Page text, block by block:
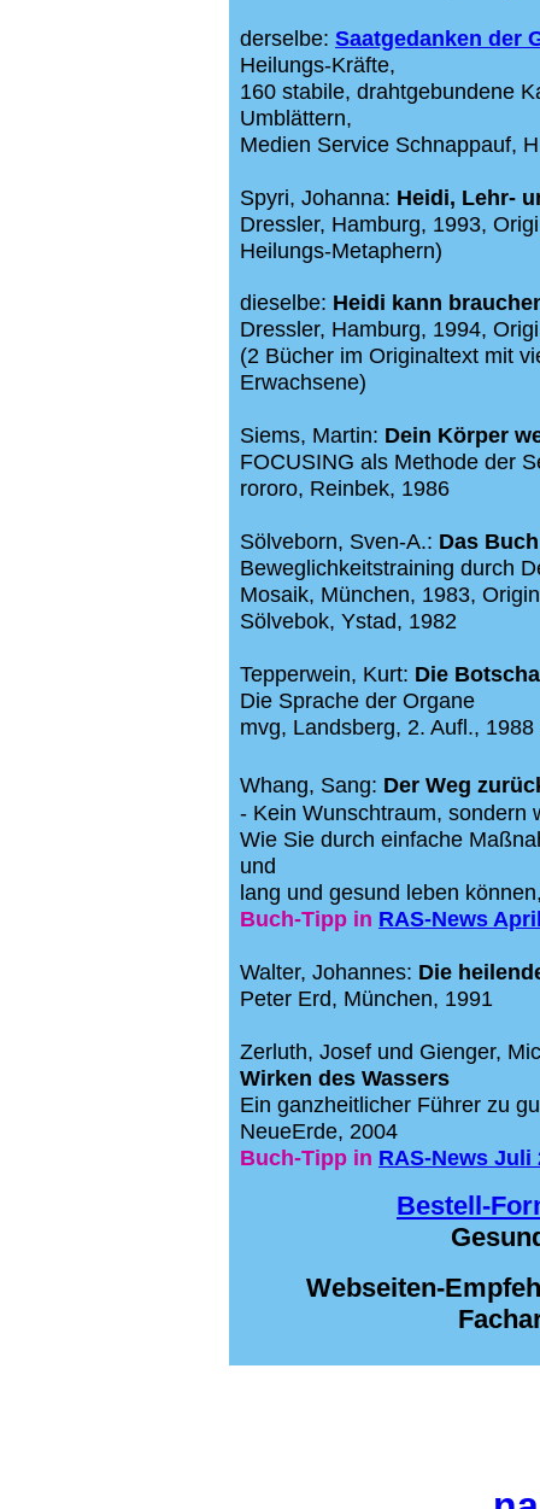
derselbe: Saatgedanken der
Heilungs-Kräfte,
160 stabile, drahtgebundene
Umblättern,
Medien Service Schnappauf,
Spyri, Johanna: Heidi, Lehr-
Dressler, Hamburg, 1993,
Heilungs-Metaphern)
dieselbe: Heidi kann
Dressler, Hamburg, 1994,
(2 Bücher im Originaltext mit
Erwachsene)
Siems, Martin: Dein Körper
FOCUSING als Methode der
rororo, Reinbek, 1986
Sölveborn, Sven-A.: Das
Beweglichkeitstraining durch
Mosaik, München, 1983,
Sölvebok, Ystad, 1982
Tepperwein, Kurt: Die
Die Sprache der Organe
mvg, Landsberg, 2. Aufl., 1988
Whang, Sang: Der Weg
- Kein Wunschtraum, sondern
Wie Sie durch einfache
und
lang und gesund leben
Buch-Tipp in RAS-News
Walter, Johannes: Die
Peter Erd, München, 1991
Zerluth, Josef und Gienger,
Wirken des Wassers
Ein ganzheitlicher Führer zu
NeueErde, 2004
Buch-Tipp in RAS-News Juli
Bestell-
Webseiten-